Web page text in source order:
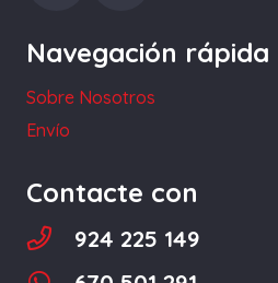
Navegación rápida
Sobre Nosotros
Envío
Contacte con
924 225 149